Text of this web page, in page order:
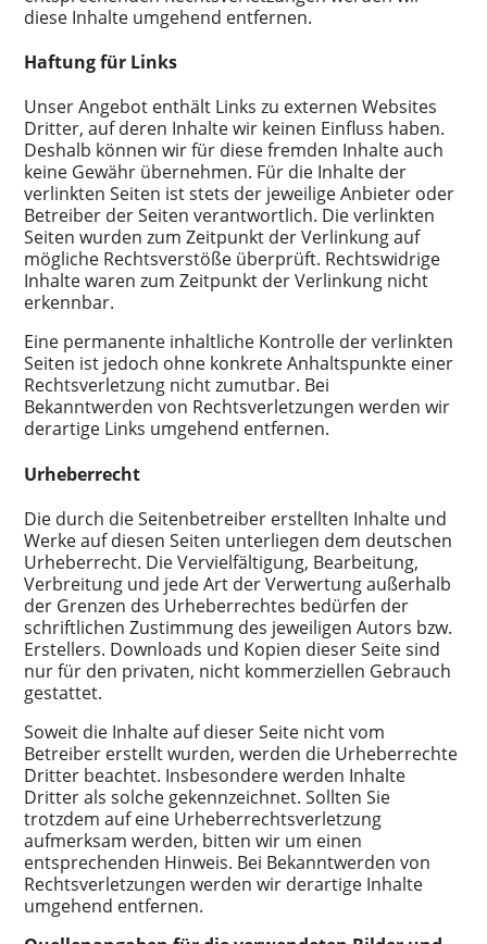
diese Inhalte umgehend entfernen.
Haftung für Links
Unser Angebot enthält Links zu externen Websites
Dritter, auf deren Inhalte wir keinen Einfluss haben.
Deshalb können wir für diese fremden Inhalte auch
keine Gewähr übernehmen. Für die Inhalte der
verlinkten Seiten ist stets der jeweilige Anbieter oder
Betreiber der Seiten verantwortlich. Die verlinkten
Seiten wurden zum Zeitpunkt der Verlinkung auf
mögliche Rechtsverstöße überprüft. Rechtswidrige
Inhalte waren zum Zeitpunkt der Verlinkung nicht
erkennbar.
Eine permanente inhaltliche Kontrolle der verlinkten
Seiten ist jedoch ohne konkrete Anhaltspunkte einer
Rechtsverletzung nicht zumutbar. Bei
Bekanntwerden von Rechtsverletzungen werden wir
derartige Links umgehend entfernen.
Urheberrecht
Die durch die Seitenbetreiber erstellten Inhalte und
Werke auf diesen Seiten unterliegen dem deutschen
Urheberrecht. Die Vervielfältigung, Bearbeitung,
Verbreitung und jede Art der Verwertung außerhalb
der Grenzen des Urheberrechtes bedürfen der
schriftlichen Zustimmung des jeweiligen Autors bzw.
Erstellers. Downloads und Kopien dieser Seite sind
nur für den privaten, nicht kommerziellen Gebrauch
gestattet.
Soweit die Inhalte auf dieser Seite nicht vom
Betreiber erstellt wurden, werden die Urheberrechte
Dritter beachtet. Insbesondere werden Inhalte
Dritter als solche gekennzeichnet. Sollten Sie
trotzdem auf eine Urheberrechtsverletzung
aufmerksam werden, bitten wir um einen
entsprechenden Hinweis. Bei Bekanntwerden von
Rechtsverletzungen werden wir derartige Inhalte
umgehend entfernen.